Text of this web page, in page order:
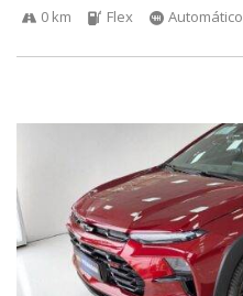
0 km Flex Automático